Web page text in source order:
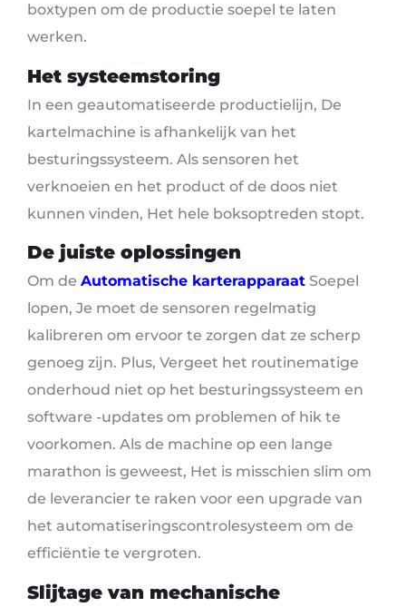
boxtypen om de productie soepel te laten
werken.
Het systeemstoring
In een geautomatiseerde productielijn, De
kartelmachine is afhankelijk van het
besturingssysteem. Als sensoren het
verknoeien en het product of de doos niet
kunnen vinden, Het hele boksoptreden stopt.
De juiste oplossingen
Om de Automatische karterapparaat Soepel
lopen, Je moet de sensoren regelmatig
kalibreren om ervoor te zorgen dat ze scherp
genoeg zijn. Plus, Vergeet het routinematige
onderhoud niet op het besturingssysteem en
software -updates om problemen of hik te
voorkomen. Als de machine op een lange
marathon is geweest, Het is misschien slim om
de leverancier te raken voor een upgrade van
het automatiseringscontrolesysteem om de
efficiëntie te vergroten.
Slijtage van mechanische